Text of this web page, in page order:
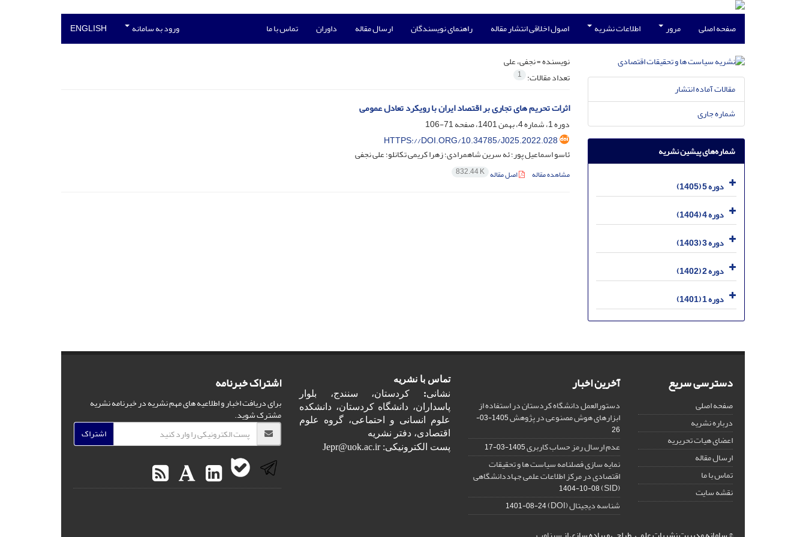
صفحه اصلی مرور اطلاعات نشریه اصول اخلاقی انتشار مقاله راهنمای نویسندگان ارسال مقاله داوران تماس با ما ورود به سامانه ENGLISH
نویسنده =نجفی، علی
تعداد مقالات: 1
اثرات تحریم های تجاری بر اقتصاد ایران با رویکرد تعادل عمومی
دوره 1، شماره 4، بهمن 1401، صفحه
71-106
HTTPS://DOI.ORG/10.34785/J025.2022.028
ئاسو اسماعیل پور؛ ئه سرین شاهمرادی؛ زهرا کریمی تکانلو؛ علی نجفی
مشاهده مقاله اصل مقاله 832.44 K
مقالات آماده انتشار
شماره جاری
شماره‌های پیشین نشریه
دوره 5 (1405)
دوره 4 (1404)
دوره 3 (1403)
دوره 2 (1402)
دوره 1 (1401)
دسترسی سریع
صفحه اصلی
درباره نشریه
اعضای هیات تحریریه
ارسال مقاله
تماس با ما
نقشه سایت
آخرین اخبار
دستورالعمل دانشگاه کردستان در استفاده از
ابزارهای هوش مصنوعی در پژوهش
1405-03-
26
عدم ارسال رمز حساب کاربری1405-03-17
نمایه سازی فصلنامه سیاست ها و تحقیقات
اقتصادی در مرکز اطلاعات علمی جهاددانشگاهی
(SID)
1404-10-08
شناسه دیجیتال (DOI) 1401-08-24
تماس با نشریه
نشانی: کردستان، سنندج، بلوار
پاسداران، دانشگاه کردستان، دانشکده
علوم انسانی و احتماعی، گروه علوم
اقتصادی، دفتر نشریه
پست الکترونیکی: Jepr@uok.ac.ir
اشتراک خبرنامه
برای دریافت اخبار و اطلاعیه های مهم نشریه در خبرنامه نشریه
مشترک شوید.
اشتراک